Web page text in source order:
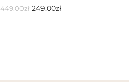
449.00zł 249.00zł